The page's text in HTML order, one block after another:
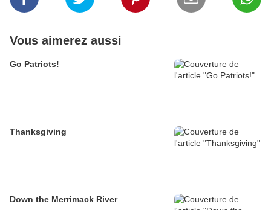
Vous aimerez aussi
Go Patriots!
Thanksgiving
Down the Merrimack River